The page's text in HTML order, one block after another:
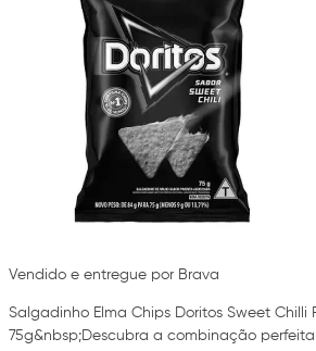
Vendido e entregue por Brava
Salgadinho Elma Chips Doritos Sweet Chilli
75g&nbsp;Descubra a combinação